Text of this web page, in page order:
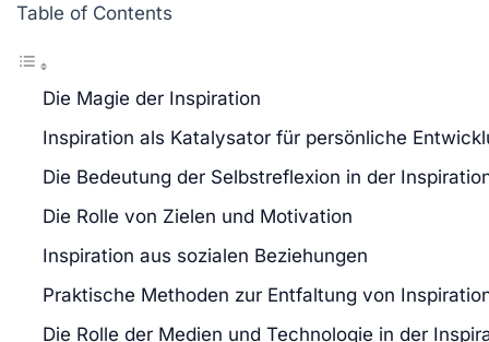
Table of Contents
Die Magie der Inspiration
Inspiration als Katalysator für persönliche
Die Bedeutung der Selbstreflexion in der
Die Rolle von Zielen und Motivation
Inspiration aus sozialen Beziehungen
Praktische Methoden zur Entfaltung von
Die Rolle der Medien und Technologie in der